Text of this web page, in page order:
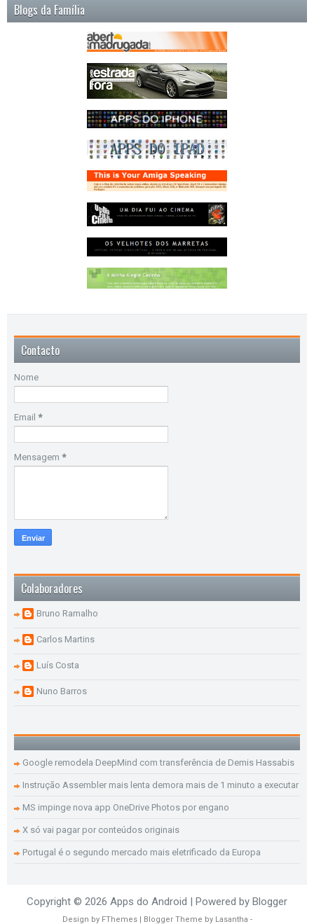
Blogs da Família
Contacto
Nome
Email *
Mensagem *
Colaboradores
Bruno Ramalho
Carlos Martins
Luís Costa
Nuno Barros
Google remodela DeepMind com transferência de Demis Hassabis
Instrução Assembler mais lenta demora mais de 1 minuto a executar
MS impinge nova app OneDrive Photos por engano
X só vai pagar por conteúdos originais
Portugal é o segundo mercado mais eletrificado da Europa
Copyright © 2026 Apps do Android | Powered by Blogger
Design by FThemes| Blogger Theme by Lasantha -